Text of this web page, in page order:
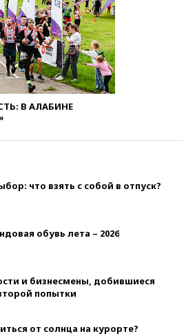
В АЛАБИНЕ
что взять с собой в отпуск?
обувь лета – 2026
и бизнесмены, добившиеся
попытки
от солнца на курорте?